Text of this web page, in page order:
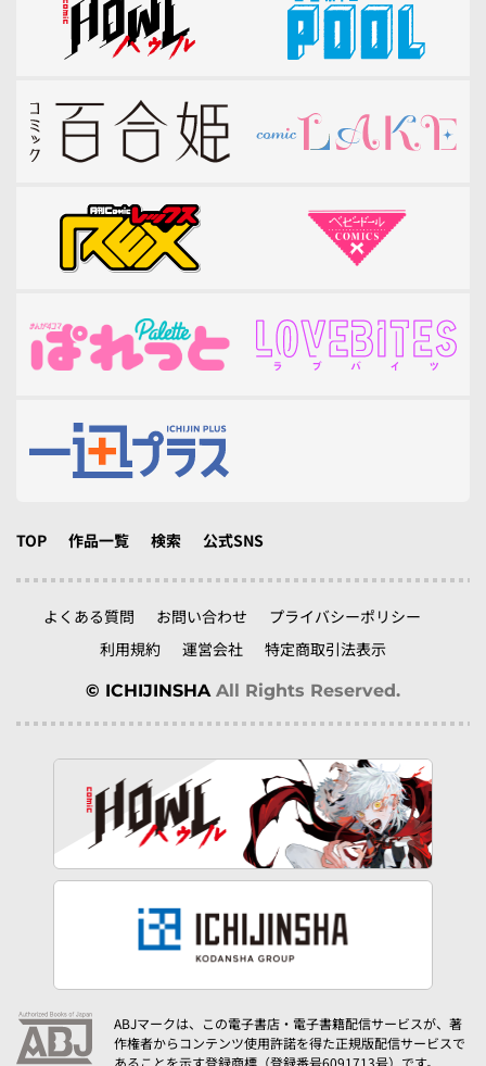
TOP 作品一覧 検索 公式SNS
よくある質問 お問い合わせ
プライバシーポリシー
利用規約
運営会社 特定商取引法表示
© ICHIJINSHA All Rights Reserved.
ABJマークは、この電子書店・電子書籍配信サービスが、著
作権者からコンテンツ使用許諾を得た正規版配信サービスで
あることを示す登録商標（登録番号6091713号）です。